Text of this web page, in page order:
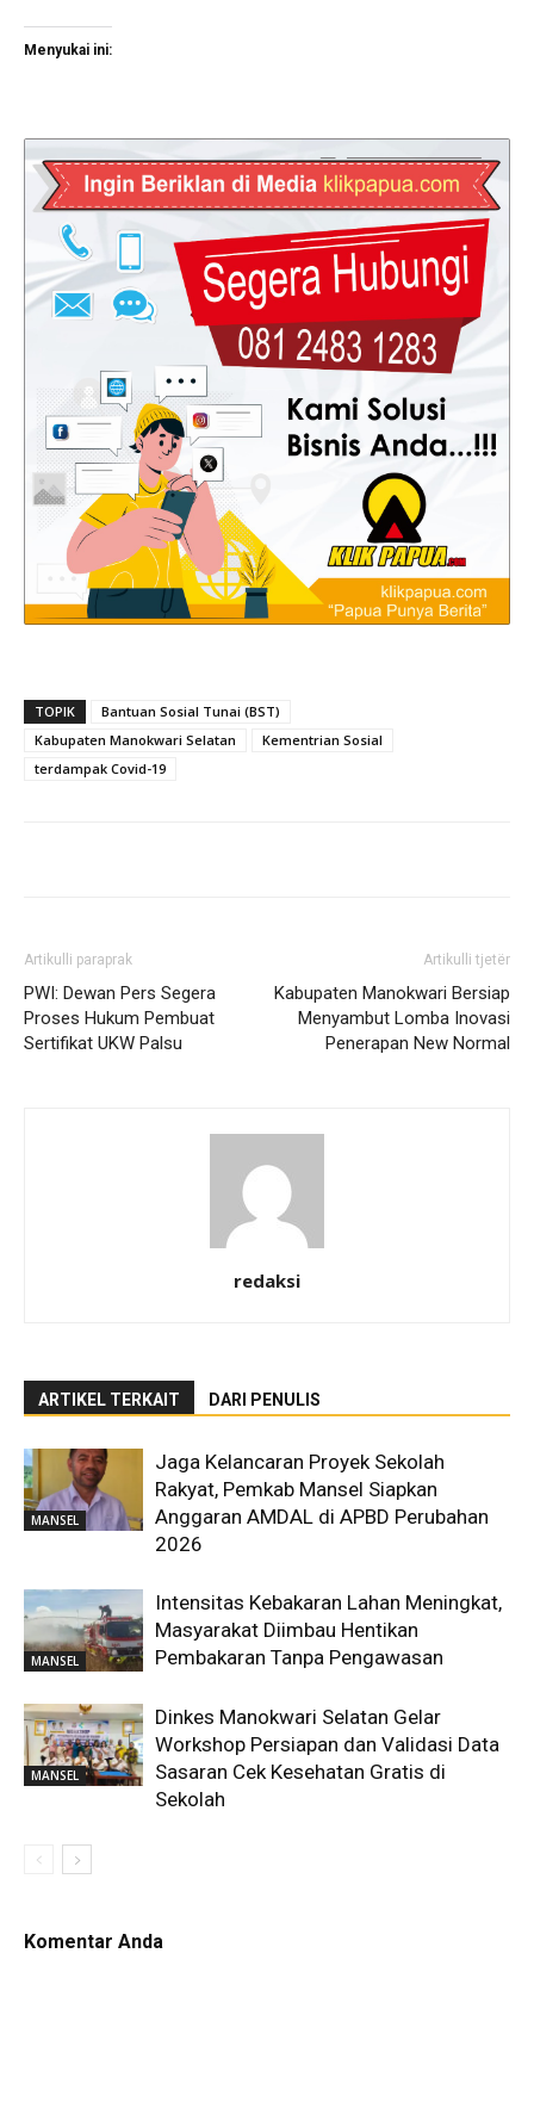
Menyukai ini:
TOPIK
Bantuan Sosial Tunai (BST)
Kabupaten Manokwari Selatan
Kementrian Sosial
terdampak Covid-19
Artikulli paraprak
PWI: Dewan Pers Segera
Proses Hukum Pembuat
Sertifikat UKW Palsu
Artikulli tjetër
Kabupaten Manokwari Bersiap
Menyambut Lomba Inovasi
Penerapan New Normal
redaksi
ARTIKEL TERKAIT DARI PENULIS
MANSEL
Jaga Kelancaran Proyek Sekolah
Rakyat, Pemkab Mansel Siapkan
Anggaran AMDAL di APBD Perubahan
2026
MANSEL
Intensitas Kebakaran Lahan Meningkat,
Masyarakat Diimbau Hentikan
Pembakaran Tanpa Pengawasan
MANSEL
Dinkes Manokwari Selatan Gelar
Workshop Persiapan dan Validasi Data
Sasaran Cek Kesehatan Gratis di
Sekolah
Komentar Anda